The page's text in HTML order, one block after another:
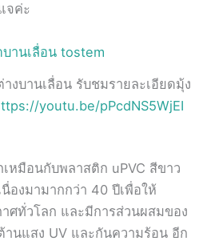
จค่ะ
งบานเลื่อน รับชมรายละเอียดมุ้ง
youtu.be/pPcdNS5WjEI
หมือนกับพลาสติก uPVC สีขาว
องมามากกว่า 40 ปีเพื่อให้
ศทั่วโลก และมีการส่วนผสมของ
านแสง UV และกันความร้อน อีก